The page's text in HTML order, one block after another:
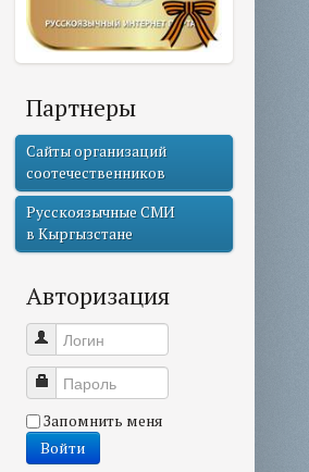
Партнеры
Сайты организаций
соотечественников
Русскоязычные СМИ
в Кыргызстане
Авторизация
Логин
Пароль
Запомнить меня
Войти